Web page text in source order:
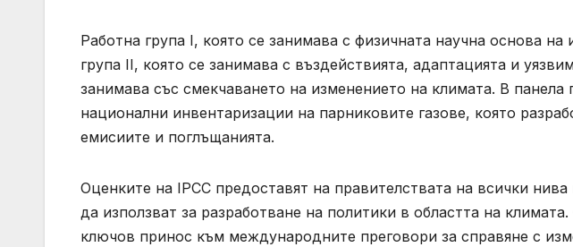
Работна група I, която се занимава с физичната научна основа
група II, която се занимава с въздействията, адаптацията и
занимава със смекчаването на изменението на климата. В панела
национални инвентаризации на парниковите газове, която
емисиите и поглъщанията.
Оценките на IPCC предоставят на правителствата на всички
да използват за разработване на политики в областта на
ключов принос към международните преговори за справяне с